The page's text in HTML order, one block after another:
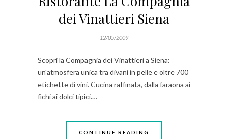
dei Vinattieri Siena
12/05/2009
Scopri la Compagnia dei Vinattieri a Siena:
un'atmosfera unica tra divani in pelle e oltre 700
etichette di vini. Cucina raffinata, dalla faraona ai
fichi ai dolci tipici.…
CONTINUE READING